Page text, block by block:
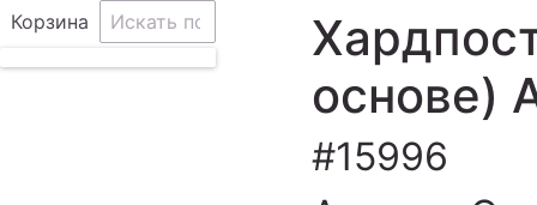
Корзина
основе)
#15996